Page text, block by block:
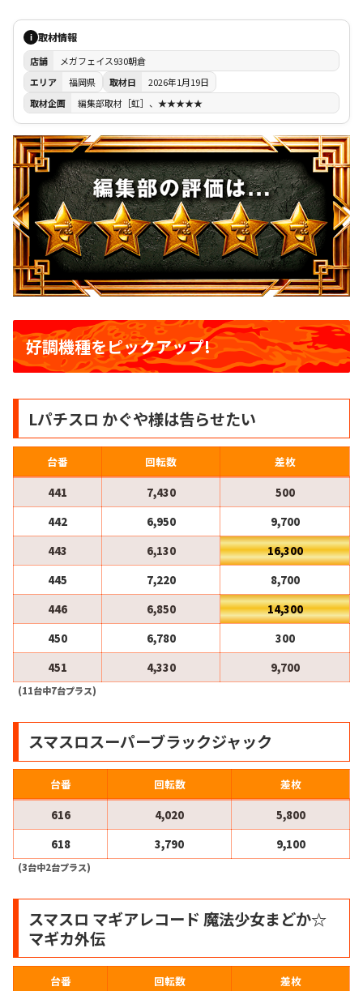
i 取材情報
店舗
メガフェイス930朝倉
エリア
福岡県 取材日
2026年1月19日
取材企画
編集部取材［虹］、★★★★★
好調機種をピックアップ!
Lパチスロ かぐや様は告らせたい
台番 回転数
差枚
441
7,430
500
442
6,950
9,700
443
6,130
16,300
445
7,220
8,700
446
6,850
14,300
450
6,780
300
451
4,330 9,700
(11台中7台プラス)
スマスロスーパーブラックジャック
台番 回転数
差枚
616
4,020
5,800
618
3,790 9,100
(3台中2台プラス)
スマスロ マギアレコード 魔法少女まどか☆
マギカ外伝
台番 回転数
差枚